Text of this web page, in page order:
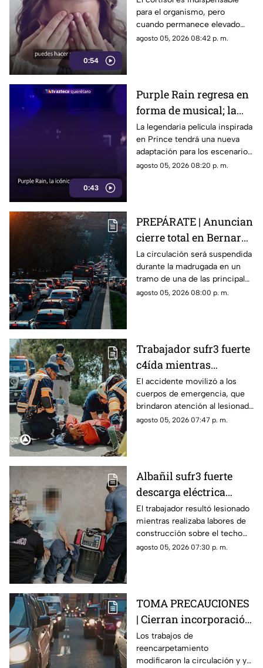
0:54
a regular el cortisol
para el organismo, pero
cuando permanece elevado
por largos periodos puede
agosto 05, 2026 08:42 p. m.
0:43
Purple Rain regresa en
forma de musical; la
historia de Prince
llegará renovada
La legendaria película inspirada
en Prince tendrá una nueva
adaptación para los escenarios
con un enfoque distinto al de
agosto 05, 2026 08:20 p. m.
PREPÁRATE | Anuncian
cierre total en Bernardo
Quintana; este será el
horario
La circulación será suspendida
durante la madrugada en un
tramo de una de las principales
vialidades de Querétaro.
agosto 05, 2026 08:00 p. m.
Trabajador sufr3 fuerte
c4ída mientras
trabajaba en Guadalupe
La Venta
El accidente movilizó a los
cuerpos de emergencia, que
brindaron atención al lesionado
antes de trasladarlo a un
agosto 05, 2026 07:47 p. m.
Albañil sufr3 fuerte
descarga eléctrica
mientras trabajaba en
una azotea de San José
Buenavista
El trabajador resultó lesionado
mientras realizaba labores de
construcción sobre el techo
de una vivienda y tuvo que
agosto 05, 2026 07:30 p. m.
TOMA PRECAUCIONES
| Cierran incorporación
hacia la carretera 57;
esta es la zona afectada
Los trabajos de
reencarpetamiento
modificaron la circulación y ya